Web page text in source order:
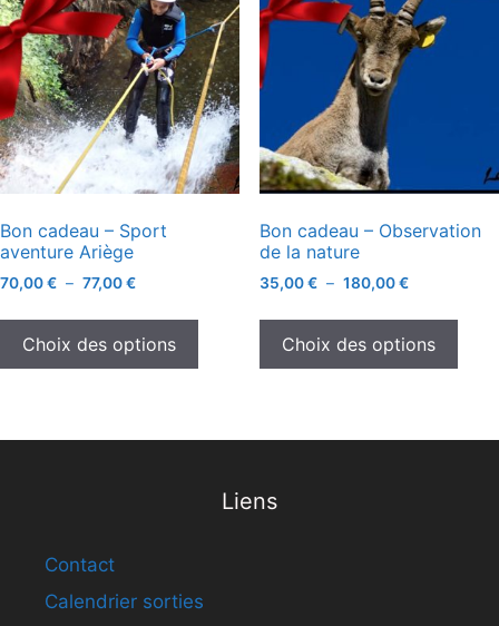
Bon cadeau – Sport
aventure Ariège
70,00€ – 77,00€
Choix des options
Bon cadeau – Observation
de la nature
35,00€ – 180,00€
Choix des options
Liens
Contact
Calendrier sorties